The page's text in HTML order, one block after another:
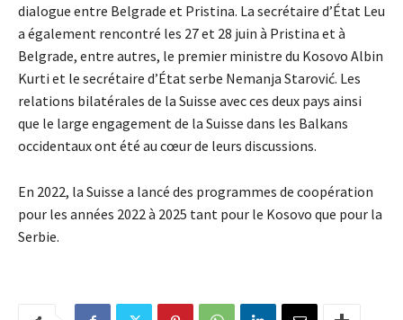
dialogue entre Belgrade et Pristina. La secrétaire d’État Leu
a également rencontré les 27 et 28 juin à Pristina et à
Belgrade, entre autres, le premier ministre du Kosovo Albin
Kurti et le secrétaire d’État serbe Nemanja Starović. Les
relations bilatérales de la Suisse avec ces deux pays ainsi
que le large engagement de la Suisse dans les Balkans
occidentaux ont été au cœur de leurs discussions.
En 2022, la Suisse a lancé des programmes de coopération
pour les années 2022 à 2025 tant pour le Kosovo que pour la
Serbie.